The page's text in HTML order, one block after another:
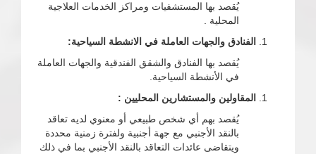
يُقصد بها المستشفيات ومراكز الخدمات العلاجية
المحلية .
الفنادق والجهات العاملة في الانشطة السياحية:
يُقصد بها الفنادق والشقق الفندقية والجهات العاملة
في الأنشطة السياحية.
المقاولين والمستشارين المحليين :
يُقصد بهم أي شخص طبيعي أو معنوي لديه تعاقد
بالنقد الأجنبي مع جهة أجنبية ولفترة زمنية محددة
ويتقاضى عائدات التعاقد بالنقد الأجنبي بما في ذلك